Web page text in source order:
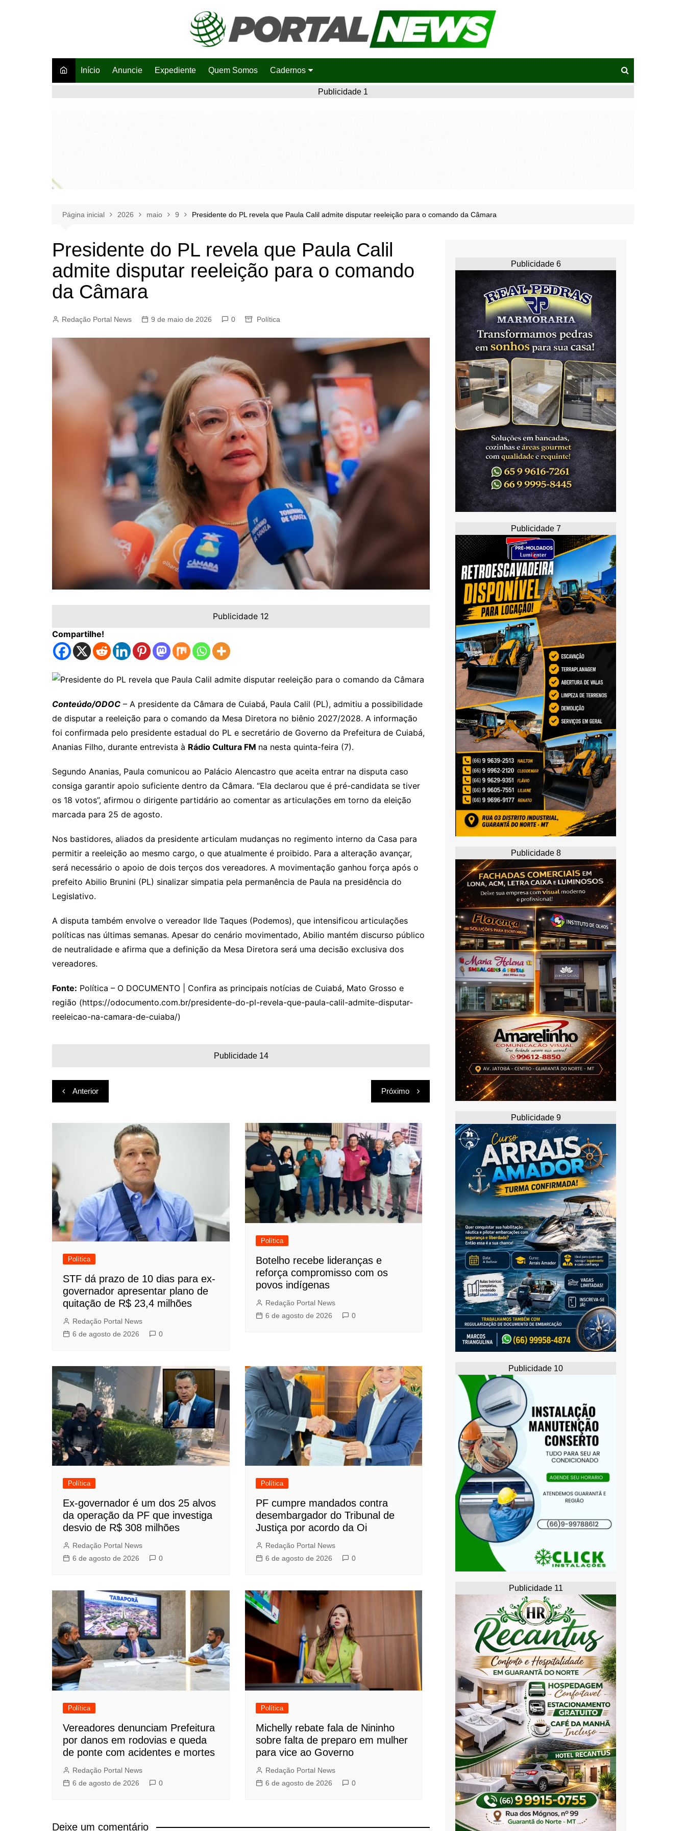
Início Anuncie Expediente Quem Somos Cadernos
Publicidade 1
Página inicial 2026 maio 9 Presidente do PL revela que Paula Calil admite disputar reeleição para o comando da Câmara
Presidente do PL revela que Paula Calil
admite disputar reeleição para o comando
da Câmara
Redação Portal News 9 de maio de 2026 0 Política
Publicidade 12
Compartilhe!
Conteúdo/ODOC – A presidente da Câmara de Cuiabá, Paula Calil (PL), admitiu a possibilidade
de disputar a reeleição para o comando da Mesa Diretora no biênio 2027/2028. A informação
foi confirmada pelo presidente estadual do PL e secretário de Governo da Prefeitura de Cuiabá,
Ananias Filho, durante entrevista à Rádio Cultura FM na nesta quinta-feira (7).
Segundo Ananias, Paula comunicou ao Palácio Alencastro que aceita entrar na disputa caso
consiga garantir apoio suficiente dentro da Câmara. “Ela declarou que é pré-candidata se tiver
os 18 votos”, afirmou o dirigente partidário ao comentar as articulações em torno da eleição
marcada para 25 de agosto.
Nos bastidores, aliados da presidente articulam mudanças no regimento interno da Casa para
permitir a reeleição ao mesmo cargo, o que atualmente é proibido. Para a alteração avançar,
será necessário o apoio de dois terços dos vereadores. A movimentação ganhou força após o
prefeito Abilio Brunini (PL) sinalizar simpatia pela permanência de Paula na presidência do
Legislativo.
A disputa também envolve o vereador Ilde Taques (Podemos), que intensificou articulações
políticas nas últimas semanas. Apesar do cenário movimentado, Abilio mantém discurso público
de neutralidade e afirma que a definição da Mesa Diretora será uma decisão exclusiva dos
vereadores.
Fonte: Política – O DOCUMENTO | Confira as principais notícias de Cuiabá, Mato Grosso e
região (https://odocumento.com.br/presidente-do-pl-revela-que-paula-calil-admite-disputar-
reeleicao-na-camara-de-cuiaba/)
Publicidade 14
Navegação
de
Post
Anterior Próximo
Política
STF dá prazo de 10 dias para ex-
governador apresentar plano de
quitação de R$ 23,4 milhões
Redação Portal News
6 de agosto de 2026
0
Política
Botelho recebe lideranças e
reforça compromisso com os
povos indígenas
Redação Portal News
6 de agosto de 2026
0
Política
Ex-governador é um dos 25 alvos
da operação da PF que investiga
desvio de R$ 308 milhões
Redação Portal News
6 de agosto de 2026
0
Política
PF cumpre mandados contra
desembargador do Tribunal de
Justiça por acordo da Oi
Redação Portal News
6 de agosto de 2026
0
Política
Vereadores denunciam Prefeitura
por danos em rodovias e queda
de ponte com acidentes e mortes
Redação Portal News
6 de agosto de 2026
0
Política
Michelly rebate fala de Nininho
sobre falta de preparo em mulher
para vice ao Governo
Redação Portal News
6 de agosto de 2026
0
Deixe um comentário
Publicidade 6
Publicidade 7
Publicidade 8
Publicidade 9
Publicidade 10
Publicidade 11